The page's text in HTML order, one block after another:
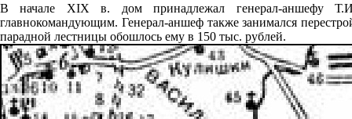
В начале XIX в. дом принадлежал генерал-аншефу
главнокомандующим. Генерал-аншеф также занимался
парадной лестницы обошлось ему в 150 тыс. рублей.